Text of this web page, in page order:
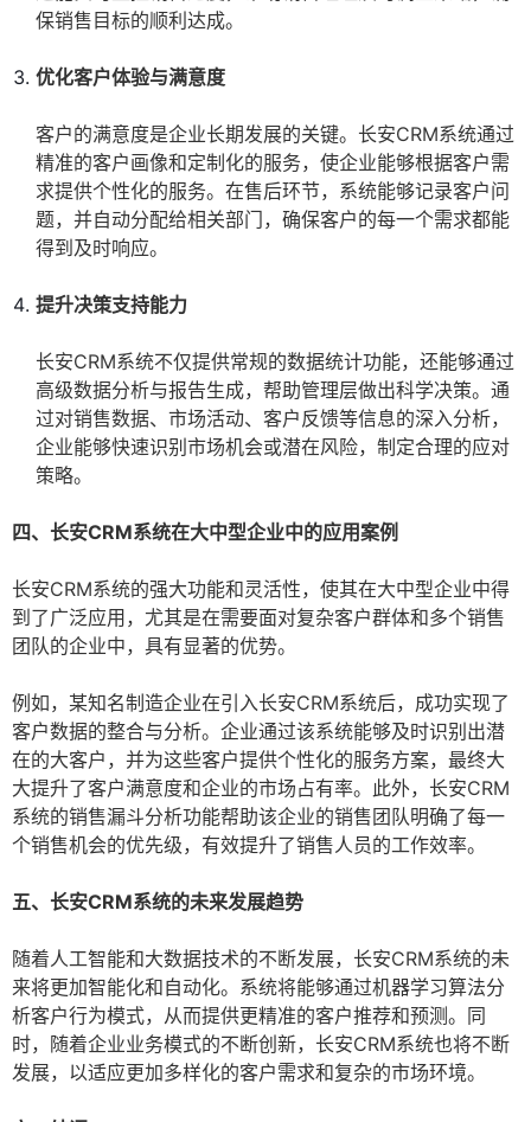
保销售目标的顺利达成。
优化客户体验与满意度
客户的满意度是企业长期发展的关键。长安CRM系统通过
精准的客户画像和定制化的服务，使企业能够根据客户需
求提供个性化的服务。在售后环节，系统能够记录客户问
题，并自动分配给相关部门，确保客户的每一个需求都能
得到及时响应。
提升决策支持能力
长安CRM系统不仅提供常规的数据统计功能，还能够通过
高级数据分析与报告生成，帮助管理层做出科学决策。通
过对销售数据、市场活动、客户反馈等信息的深入分析，
企业能够快速识别市场机会或潜在风险，制定合理的应对
策略。
四、长安CRM系统在大中型企业中的应用案例
长安CRM系统的强大功能和灵活性，使其在大中型企业中得
到了广泛应用，尤其是在需要面对复杂客户群体和多个销售
团队的企业中，具有显著的优势。
例如，某知名制造企业在引入长安CRM系统后，成功实现了
客户数据的整合与分析。企业通过该系统能够及时识别出潜
在的大客户，并为这些客户提供个性化的服务方案，最终大
大提升了客户满意度和企业的市场占有率。此外，长安CRM
系统的销售漏斗分析功能帮助该企业的销售团队明确了每一
个销售机会的优先级，有效提升了销售人员的工作效率。
五、长安CRM系统的未来发展趋势
随着人工智能和大数据技术的不断发展，长安CRM系统的未
来将更加智能化和自动化。系统将能够通过机器学习算法分
析客户行为模式，从而提供更精准的客户推荐和预测。同
时，随着企业业务模式的不断创新，长安CRM系统也将不断
发展，以适应更加多样化的客户需求和复杂的市场环境。